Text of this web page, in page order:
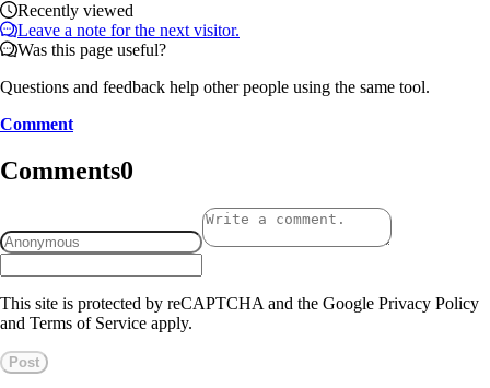
Recently viewed
Leave a note for the next visitor.
Was this page useful?
Questions and feedback help other people using the same tool.
Comment
Comments0
This site is protected by reCAPTCHA and the Google Privacy Policy
and Terms of Service apply.
Post